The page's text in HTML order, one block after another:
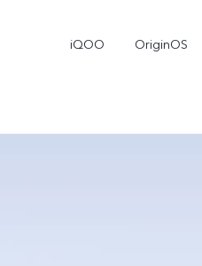
OriginOS
iQOO